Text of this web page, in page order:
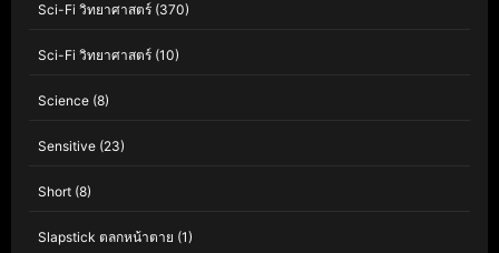
Sci-Fi วิทยาศาสตร์ (370)
Sci-Fi วิทยาศาสตร์ (10)
Science (8)
Sensitive (23)
Short (8)
Slapstick ตลกหน้าตาย (1)